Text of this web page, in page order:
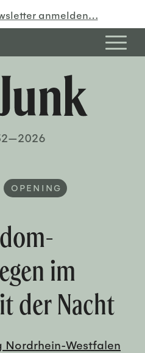
anmelden…
OPENING
im
der Nacht
Nordrhein-Westfalen